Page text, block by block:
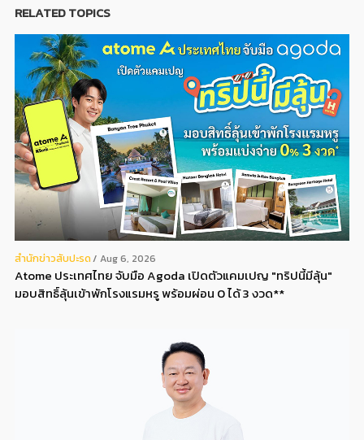
RELATED TOPICS
สํานักข่าวสับปะรด Aug 6, 2026
Atome ประเทศไทย จับมือ Agoda เปิดตัวแคมเปญ "ทริปนี้มีลุ้น"
มอบสิทธิ์ลุ้นเข้าพักโรงแรมหรู พร้อมผ่อน 0 ได้ 3 งวด**